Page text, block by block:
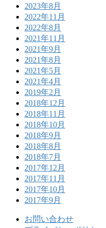
2023年8月
2022年11月
2022年8月
2021年11月
2021年9月
2021年8月
2021年5月
2021年4月
2019年2月
2018年12月
2018年11月
2018年10月
2018年9月
2018年8月
2018年7月
2017年12月
2017年11月
2017年10月
2017年9月
お問い合わせ